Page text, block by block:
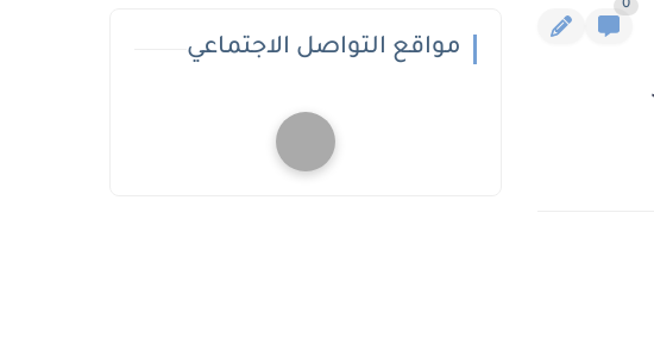
0
مواقع التواصل الاجتماعي